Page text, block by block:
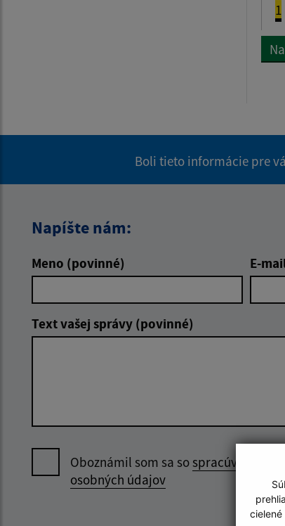
1
Boli tieto informácie pre
Napíšte nám:
Meno (povinné) E-
Text vašej správy (povinné)
Oboznámil som sa sospracúvaním
osobných údajov